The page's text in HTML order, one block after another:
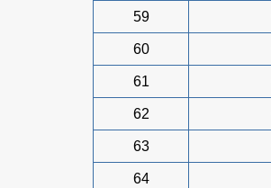
59
60
61
62
63
64